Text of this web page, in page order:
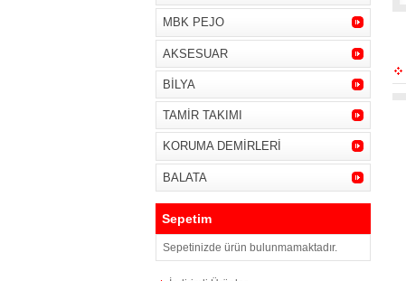
MBK PEJO
AKSESUAR
BİLYA
TAMİR TAKIMI
KORUMA DEMİRLERİ
BALATA
Sepetim
Sepetinizde ürün bulunmamaktadır.